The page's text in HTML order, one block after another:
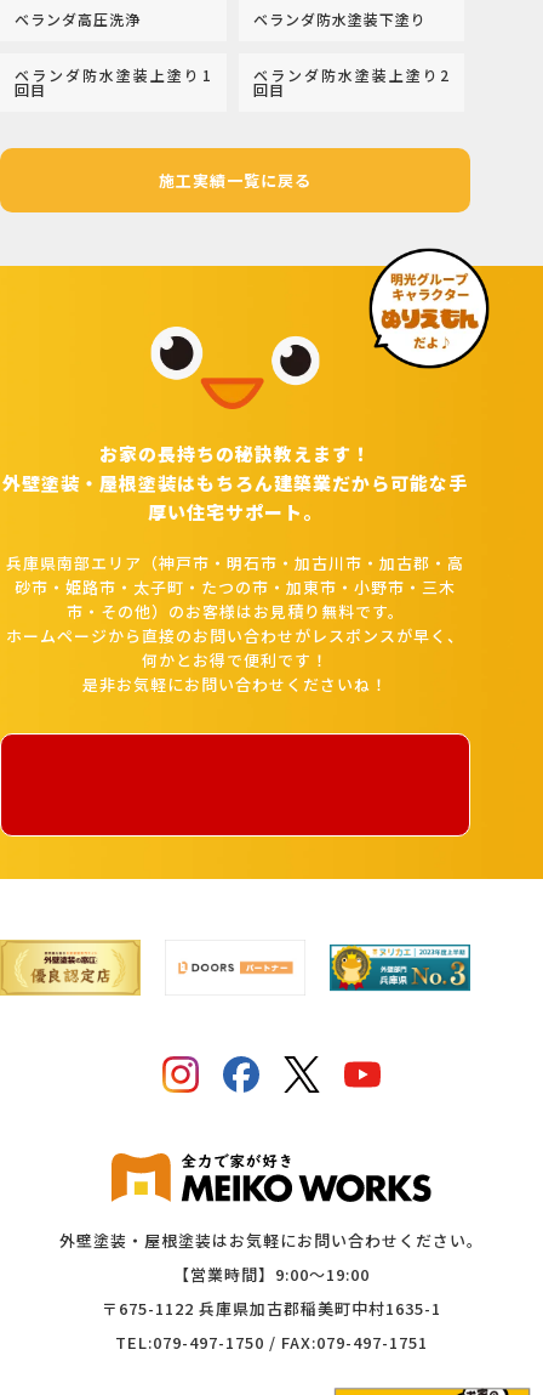
ベランダ高圧洗浄 ベランダ防水塗装下塗り
ベランダ防水塗装上塗り1
回目
ベランダ防水塗装上塗り2
回目
施工実績一覧に戻る
お家の長持ちの秘訣教えます！
外壁塗装・屋根塗装はもちろん建築業だから可能な手
厚い住宅サポート。
兵庫県南部エリア（神戸市・明石市・加古川市・加古郡・高
砂市・姫路市・太子町・たつの市・加東市・小野市・三木
市・その他）のお客様はお見積り無料です。
ホームページから直接のお問い合わせがレスポンスが早く、
何かとお得で便利です！
是非お気軽にお問い合わせくださいね！
外壁塗装・屋根塗装はお気軽にお問い合わせください。
【営業時間】9:00〜19:00
〒675-1122 兵庫県加古郡稲美町中村1635-1
TEL:079-497-1750 / FAX:079-497-1751